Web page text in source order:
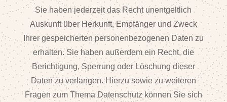
Sie haben jederzeit das Recht unentgeltlich
Auskunft über Herkunft, Empfänger und Zweck
Ihrer gespeicherten personenbezogenen Daten zu
erhalten. Sie haben außerdem ein Recht, die
Berichtigung, Sperrung oder Löschung dieser
Daten zu verlangen. Hierzu sowie zu weiteren
Fragen zum Thema Datenschutz können Sie sich